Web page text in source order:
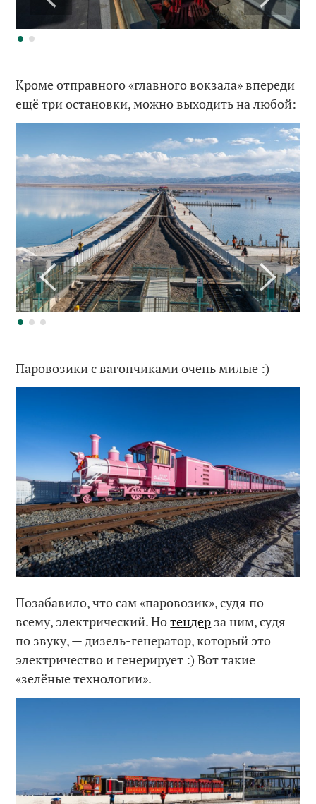
Кроме отправного «главного вокзала» впереди
ещё три остановки, можно выходить на любой:
Паровозики с вагончиками очень милые :)
Позабавило, что сам «паровозик», судя по
всему, электрический. Нотендер за ним, судя
по звуку, — дизель-генератор, который это
электричество и генерирует :) Вот такие
«зелёные технологии».